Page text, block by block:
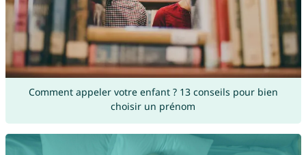
Comment appeler votre enfant ? 13 conseils pour bien
choisir un prénom